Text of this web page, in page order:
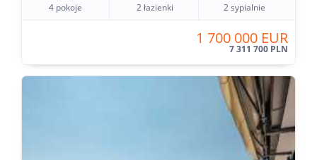
4 pokoje 2 łazienki 2 sypialnie
1 700 000 EUR
7 311 700 PLN